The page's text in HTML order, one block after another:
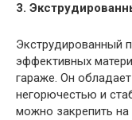
3.
Экструдированный
эффективных
гараже. Он
негорючестью и
можно закрепить